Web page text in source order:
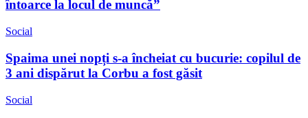
întoarce la locul de muncă”
Social
Spaima unei nopți s-a încheiat cu bucurie: copilul de
3 ani dispărut la Corbu a fost găsit
Social